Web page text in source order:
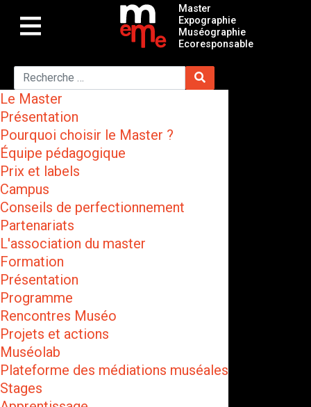
Master
Expographie
Muséographie
Ecoresponsable
Le Master
Présentation
Pourquoi choisir le Master ?
Équipe pédagogique
Prix et labels
Campus
Conseils de perfectionnement
Partenariats
L'association du master
Formation
Présentation
Programme
Rencontres Muséo
Projets et actions
Muséolab
Plateforme des médiations muséales
Stages